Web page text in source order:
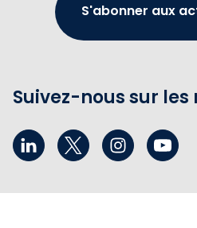
S'abonner aux
Suivez-nous sur